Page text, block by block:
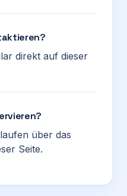
direkt auf dieser
über das
Seite.